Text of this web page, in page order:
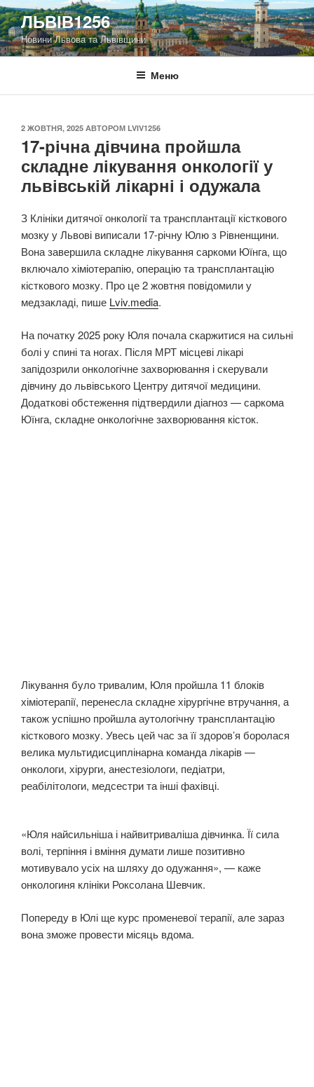
Перейти
до
вмісту
ЛЬВІВ1256
Новини Львова та Львівщини
Меню
ОПУБЛІКОВАНО
2 ЖОВТНЯ, 2025 АВТОРОМ LVIV1256
17-річна дівчина пройшла
складне лікування онкології у
львівській лікарні і одужала
З Клініки дитячої онкології та трансплантації кісткового
мозку у Львові виписали 17-річну Юлю з Рівненщини.
Вона завершила складне лікування саркоми Юїнга, що
включало хіміотерапію, операцію та трансплантацію
кісткового мозку. Про це 2 жовтня повідомили у
медзакладі, пише Lviv.media.
На початку 2025 року Юля почала скаржитися на сильні
болі у спині та ногах. Після МРТ місцеві лікарі
запідозрили онкологічне захворювання і скерували
дівчину до львівського Центру дитячої медицини.
Додаткові обстеження підтвердили діагноз — саркома
Юїнга, складне онкологічне захворювання кісток.
Лікування було тривалим, Юля пройшла 11 блоків
хіміотерапії, перенесла складне хірургічне втручання, а
також успішно пройшла аутологічну трансплантацію
кісткового мозку. Увесь цей час за її здоров’я боролася
велика мультидисциплінарна команда лікарів —
онкологи, хірурги, анестезіологи, педіатри,
реабілітологи, медсестри та інші фахівці.
«Юля найсильніша і найвитриваліша дівчинка. Її сила
волі, терпіння і вміння думати лише позитивно
мотивувало усіх на шляху до одужання», — каже
онкологиня клініки Роксолана Шевчик.
Попереду в Юлі ще курс променевої терапії, але зараз
вона зможе провести місяць вдома.